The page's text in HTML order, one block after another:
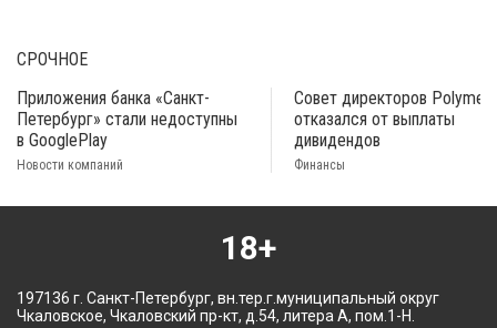
СРОЧНОЕ
Приложения банка «Санкт-
Петербург» стали недоступны
в GooglePlay
Новости компаний
Совет директоров
отказался от выплаты
дивидендов
Финансы
18+
197136 г. Санкт-Петербург, вн.тер.г.муниципальный округ
Чкаловское, Чкаловский пр-кт, д.54, литера А, пом.1-Н.